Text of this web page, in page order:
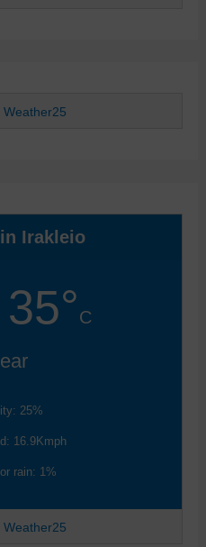
Weather25
Irakleio
35°C
25%
16.9Kmph
rain: 1%
Weather25